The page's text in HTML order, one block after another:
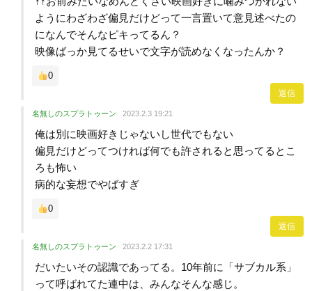
ようにわざわざ偏見だけどって一言置いて意見述べたの
になんでそんなピキってるん？
映像ばっか見てるせいで文字が読めなくなったんか？
0
返信
名無しのスプラトゥーン 2023.2.3 19:21
俺は別に映画好きじゃないし世代でもない
偏見だけどってつければ何でも許されると思ってるとこ
ろも怖い
病的な妄想でやばすぎ
0
返信
名無しのスプラトゥーン 2023.2.2 17:31
だいたいその認識であってる。10年前に「サブカル系」
って呼ばれてた連中は、みんなそんな感じ。